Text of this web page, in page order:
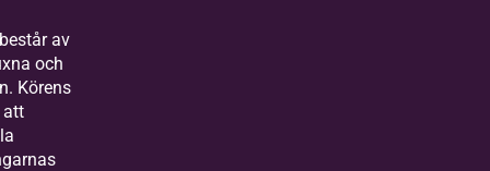
av
och
Körens
att